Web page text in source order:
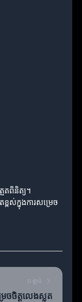
តពិនិត្យ។
ពស់ក្នុងការសម្រេច
ចចិត្តលេងស្លុត